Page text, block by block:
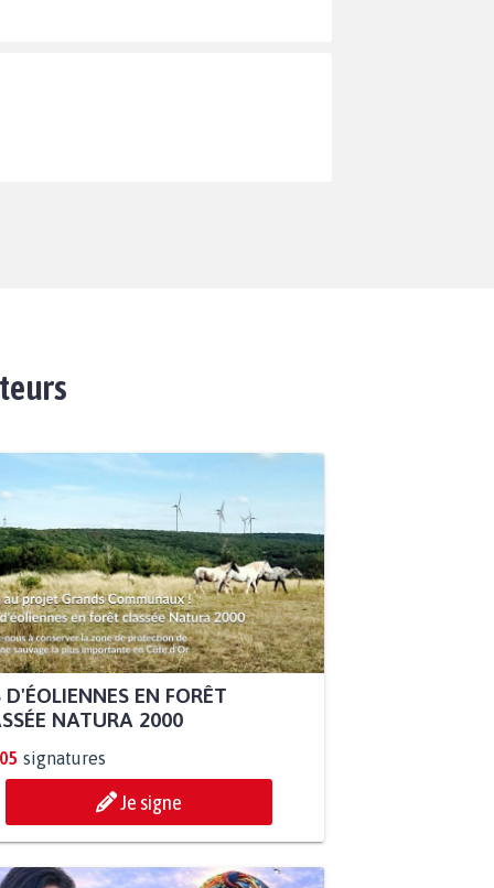
D'ÉOLIENNES EN FORÊT
NATURA 2000
signatures
Je signe